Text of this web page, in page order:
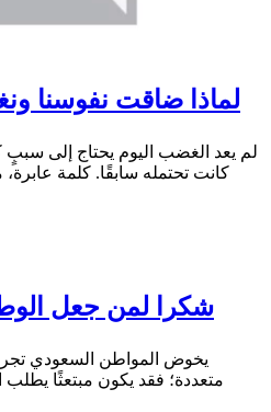
لماذا ضاقت نفوسنا
لم يعد الغضب اليوم يحتاج إلى سببٍ
كانت تحتمله سابقًا. كلمة
شكرا لمن جعل
يخوض المواطن السعودي
متعددة؛ فقد يكون مبتعثًا يطلب